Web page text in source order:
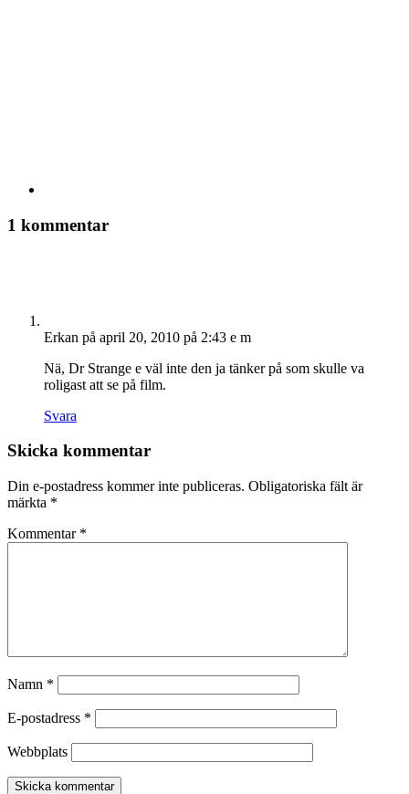
1 kommentar
Erkan på april 20, 2010 på 2:43 e m
Nä, Dr Strange e väl inte den ja tänker på som skulle va
roligast att se på film.
Svara
Skicka kommentar
Din e-postadress kommer inte publiceras. Obligatoriska fält är
märkta *
Kommentar *
Namn *
E-postadress *
Webbplats